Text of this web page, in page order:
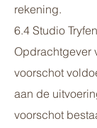
rekening.
6.4 Studio
Opdrachtgever
voorschot
aan de
voorschot